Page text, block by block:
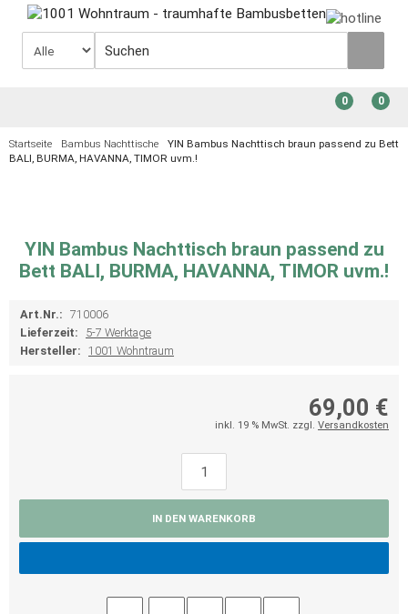
0
0
Startseite Bambus Nachttische
YIN Bambus Nachttisch braun passend zu Bett
BALI, BURMA, HAVANNA, TIMOR uvm.!
YIN Bambus Nachttisch braun passend zu
Bett BALI, BURMA, HAVANNA, TIMOR uvm.!
Art.Nr.: 710006
Lieferzeit:
5-7 Werktage
Hersteller: 1001 Wohntraum
69,00 €
inkl. 19 % MwSt. zzgl. Versandkosten
IN DEN WARENKORB